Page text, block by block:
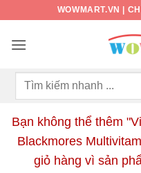
nội
WOWMART.VN |
Tìm
Bạn không thể thêm
Blackmores
giỏ hàng vì sản